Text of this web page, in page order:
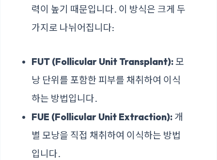
력이 높기 때문입니다. 이 방식은 크게 두
가지로 나뉘어집니다:
FUT (Follicular Unit Transplant): 모
낭 단위를 포함한 피부를 채취하여 이식
하는 방법입니다.
FUE (Follicular Unit Extraction): 개
별 모낭을 직접 채취하여 이식하는 방법
입니다.